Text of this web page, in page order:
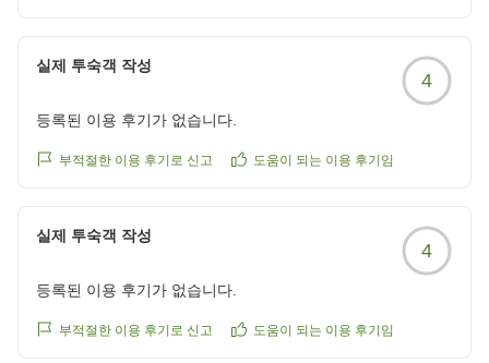
실제 투숙객 작성
4
등록된 이용 후기가 없습니다.
부적절한 이용 후기로 신고 도움이 되는 이용 후기임
실제 투숙객 작성
4
등록된 이용 후기가 없습니다.
부적절한 이용 후기로 신고 도움이 되는 이용 후기임